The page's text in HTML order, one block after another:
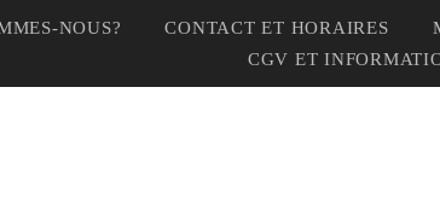
NOUS? CONTACT ET HORAIRES
CGV ET